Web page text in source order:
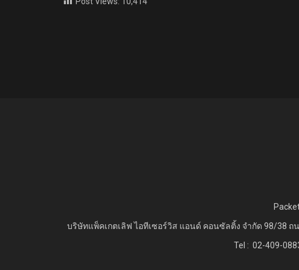
บริษัทแพ็คเกตเลิฟ ไอทีเซอร์วิส แอนด์ คอนซัลติ้ง จำกัด 98/38 ถ
Tel : 02-409-